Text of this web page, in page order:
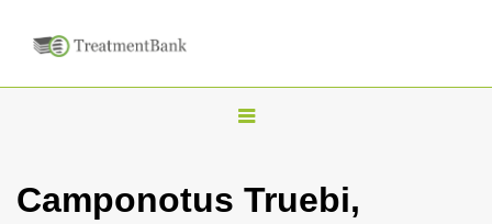
T
Camponotus Truebi,